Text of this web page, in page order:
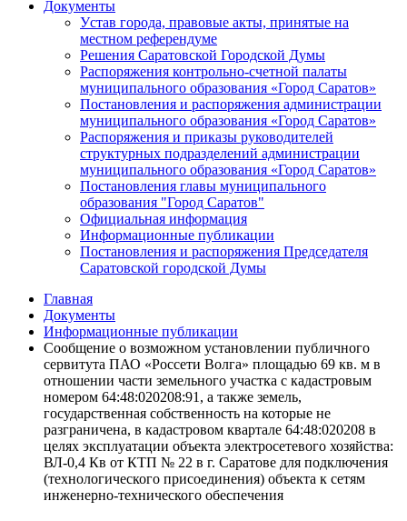
Документы
Уcтав города, правовые акты, принятые на
местном референдуме
Решения Саратовской Городской Думы
Распоряжения контрольно-счетной палаты
муниципального образования «Город Саратов»
Постановления и распоряжения администрации
муниципального образования «Город Саратов»
Распоряжения и приказы руководителей
структурных подразделений администрации
муниципального образования «Город Саратов»
Постановления главы муниципального
образования "Город Саратов"
Официальная информация
Информационные публикации
Постановления и распоряжения Председателя
Саратовской городской Думы
Главная
Документы
Информационные публикации
Сообщение о возможном установлении публичного
сервитута ПАО «Россети Волга» площадью 69 кв. м в
отношении части земельного участка с кадастровым
номером 64:48:020208:91, а также земель,
государственная собственность на которые не
разграничена, в кадастровом квартале 64:48:020208 в
целях эксплуатации объекта электросетевого хозяйства:
ВЛ-0,4 Кв от КТП № 22 в г. Саратове для подключения
(технологического присоединения) объекта к сетям
инженерно-технического обеспечения